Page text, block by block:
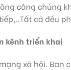
công chúng
cả đều
kênh triển khai
xã hội. Ban